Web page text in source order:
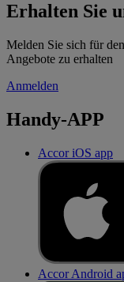
Erhalten Sie
Melden Sie sich für
Angebote zu erhalten
Anmelden
Handy-APP
Accor iOS app
Accor Android